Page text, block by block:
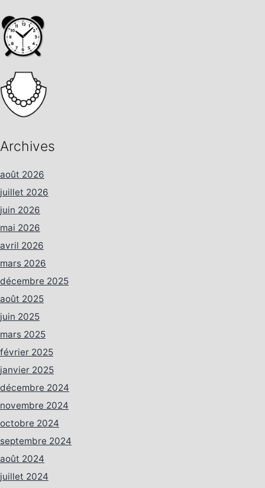
Archives
août 2026
juillet 2026
juin 2026
mai 2026
avril 2026
mars 2026
décembre 2025
août 2025
juin 2025
mars 2025
février 2025
janvier 2025
décembre 2024
novembre 2024
octobre 2024
septembre 2024
août 2024
juillet 2024